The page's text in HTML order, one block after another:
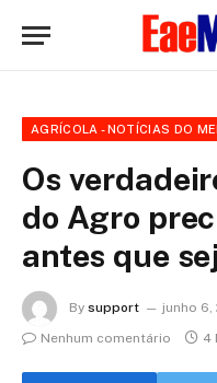
AGRÍCOLA - NOTÍCIAS DO
Os
do Agro
antes que
By support junho 6,
Nenhum comentário
4